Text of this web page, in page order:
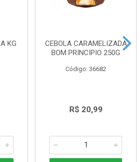
KG
CEBOLA CARAMELIZADA
BOM PRINCIPIO 250G
Código: 36682
R$ 20,99